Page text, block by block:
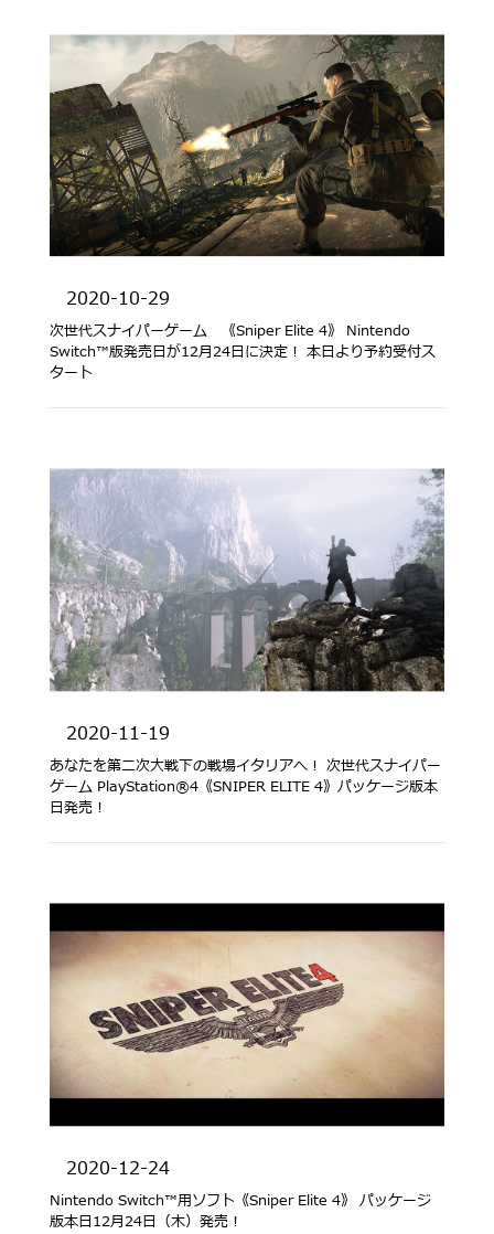
2020-10-29
次世代スナイパーゲーム 《Sniper Elite 4》 Nintendo
Switch™版発売日が12月24日に決定！ 本日より予約受付ス
タート
2020-11-19
あなたを第二次大戦下の戦場イタリアへ！ 次世代スナイパー
ゲーム PlayStation®4《SNIPER ELITE 4》パッケージ版本
日発売！
2020-12-24
Nintendo Switch™️用ソフト《Sniper Elite 4》 パッケージ
版本日12月24日（木）発売！